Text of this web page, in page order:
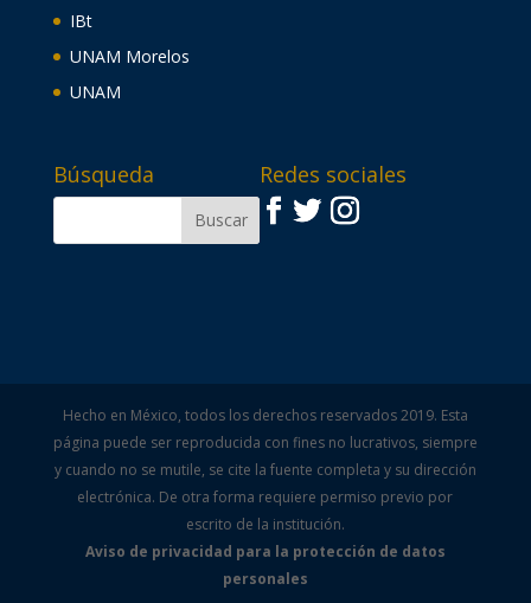
IBt
UNAM Morelos
UNAM
Búsqueda Redes sociales
Hecho en México, todos los derechos reservados 2019. Esta
página puede ser reproducida con fines no lucrativos, siempre
y cuando no se mutile, se cite la fuente completa y su dirección
electrónica. De otra forma requiere permiso previo por
escrito de la institución.
Aviso de privacidad para la protección de datos
personales